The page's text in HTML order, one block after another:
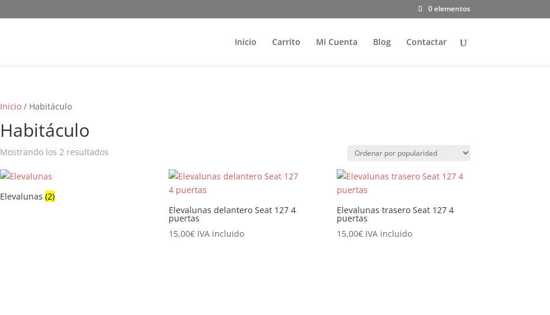
0 elementos
Inicio Carrito Mi Cuenta Blog Contactar
Inicio/ Habitáculo
Habitáculo
Mostrando los 2 resultadosOrdenado
Elevalunas (2)
Elevalunas delantero Seat 127 4
puertas
15,00€ IVA incluido
Elevalunas trasero Seat 127 4
puertas
15,00€ IVA incluido